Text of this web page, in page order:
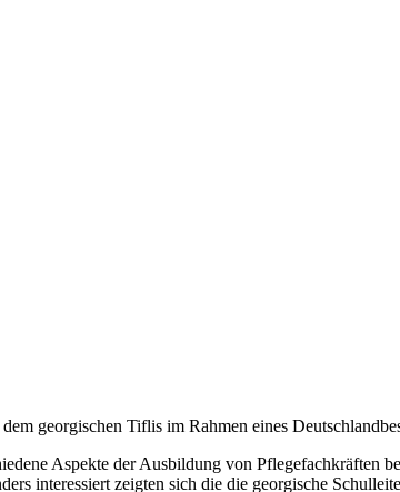
georgischen Tiflis im Rahmen eines
Aspekte der Ausbildung von Pflegefachkräften
interessiert zeigten sich die die georgische